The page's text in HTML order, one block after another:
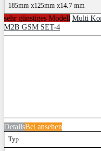
185mm x125mm x14.7 mm
sehr günstiges Modell Multi
M2B GSM SET-4
DetailsBei ansehen
Typ